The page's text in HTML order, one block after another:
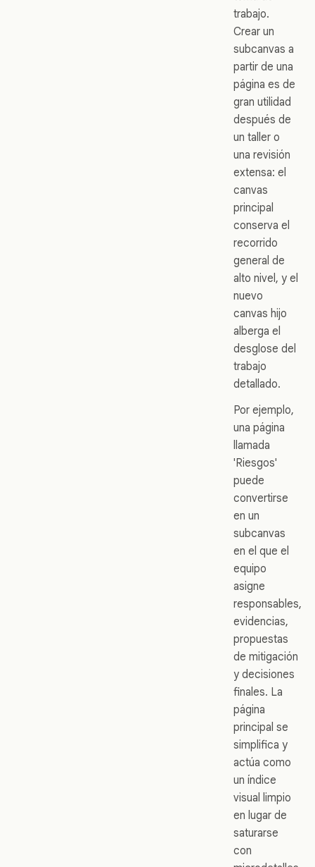
trabajo.
Crear un
subcanvas a
partir de una
página es de
gran utilidad
después de
un taller o
una revisión
extensa: el
canvas
principal
conserva el
recorrido
general de
alto nivel, y el
nuevo
canvas hijo
alberga el
desglose del
trabajo
detallado.
Por ejemplo,
una página
llamada
'Riesgos'
puede
convertirse
en un
subcanvas
en el que el
equipo
asigne
responsables,
evidencias,
propuestas
de mitigación
y decisiones
finales. La
página
principal se
simplifica y
actúa como
un índice
visual limpio
en lugar de
saturarse
con